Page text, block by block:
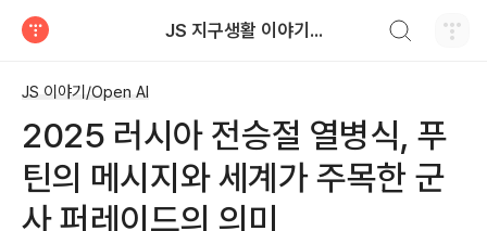
JS 지구생활 이야기...
JS 이야기/Open AI
2025 러시아 전승절 열병식, 푸
틴의 메시지와 세계가 주목한 군
사 퍼레이드의 의미